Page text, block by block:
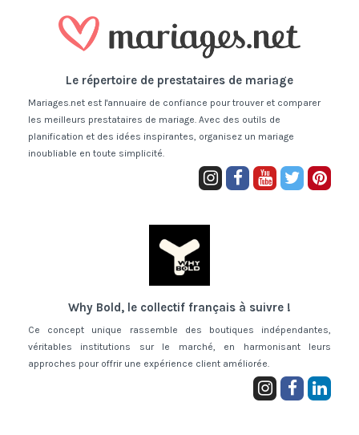
Le répertoire de prestataires de mariage
Mariages.net est l'annuaire de confiance pour trouver et comparer
les meilleurs prestataires de mariage. Avec des outils de
planification et des idées inspirantes, organisez un mariage
inoubliable en toute simplicité.
Why Bold, le collectif français à suivre !
Ce concept unique rassemble des boutiques indépendantes,
véritables institutions sur le marché, en harmonisant leurs
approches pour offrir une expérience client améliorée.